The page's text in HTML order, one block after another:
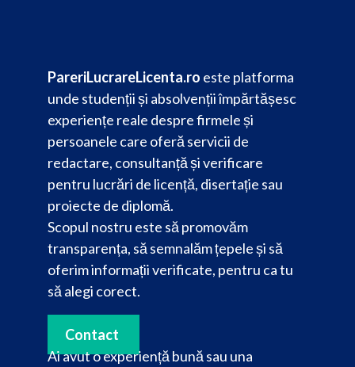
PareriLucrareLicenta.ro este platforma
unde studenții și absolvenții împărtășesc
experiențe reale despre firmele și
persoanele care oferă servicii de
redactare, consultanță și verificare
pentru lucrări de licență, disertație sau
proiecte de diplomă.
Scopul nostru este să promovăm
transparența, să semnalăm țepele și să
oferim informații verificate, pentru ca tu
să alegi corect.
Contact
Ai avut o experiență bună sau una